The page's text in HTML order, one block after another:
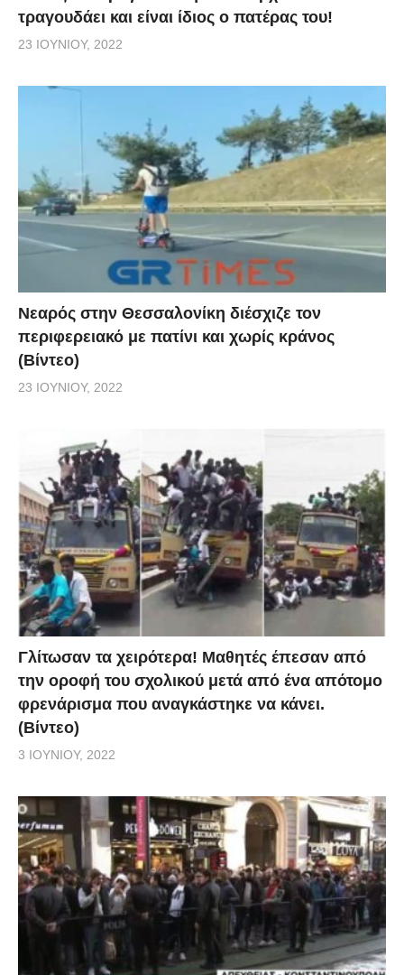
τραγουδάει και είναι ίδιος ο πατέρας του!
23 ΙΟΥΝΊΟΥ, 2022
Νεαρός στην Θεσσαλονίκη διέσχιζε τον
περιφερειακό με πατίνι και χωρίς κράνος
(Βίντεο)
23 ΙΟΥΝΊΟΥ, 2022
Γλίτωσαν τα χειρότερα! Μαθητές έπεσαν από
την οροφή του σχολικού μετά από ένα απότομο
φρενάρισμα που αναγκάστηκε να κάνει.
(Βίντεο)
3 ΙΟΥΝΊΟΥ, 2022